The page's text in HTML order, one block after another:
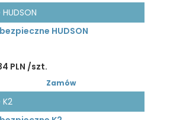
HUDSON
PLN /szt.
Zamów